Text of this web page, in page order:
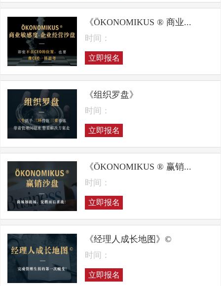
《ÖKONOMIKUS ® 商业...
时间：
立即报名
《组织罗盘》
时间：
立即报名
《ÖKONOMIKUS ® 赢销...
时间：
立即报名
《经理人成长地图》©
时间：
立即报名